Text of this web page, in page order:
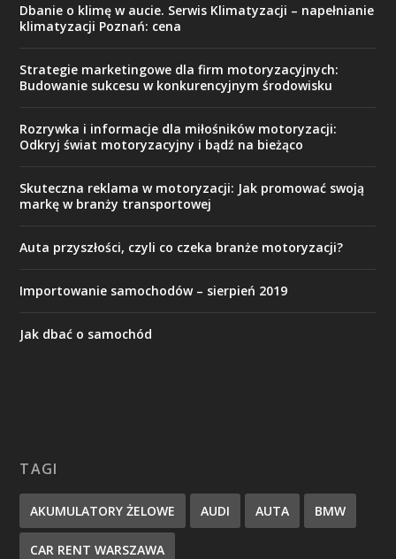
Dbanie o klimę w aucie. Serwis Klimatyzacji – napełnianie
klimatyzacji Poznań: cena
Strategie marketingowe dla firm motoryzacyjnych:
Budowanie sukcesu w konkurencyjnym środowisku
Rozrywka i informacje dla miłośników motoryzacji:
Odkryj świat motoryzacyjny i bądź na bieżąco
Skuteczna reklama w motoryzacji: Jak promować swoją
markę w branży transportowej
Auta przyszłości, czyli co czeka branże motoryzacji?
Importowanie samochodów – sierpień 2019
Jak dbać o samochód
TAGI
AKUMULATORY ŻELOWE AUDI AUTA BMW
CAR RENT WARSZAWA